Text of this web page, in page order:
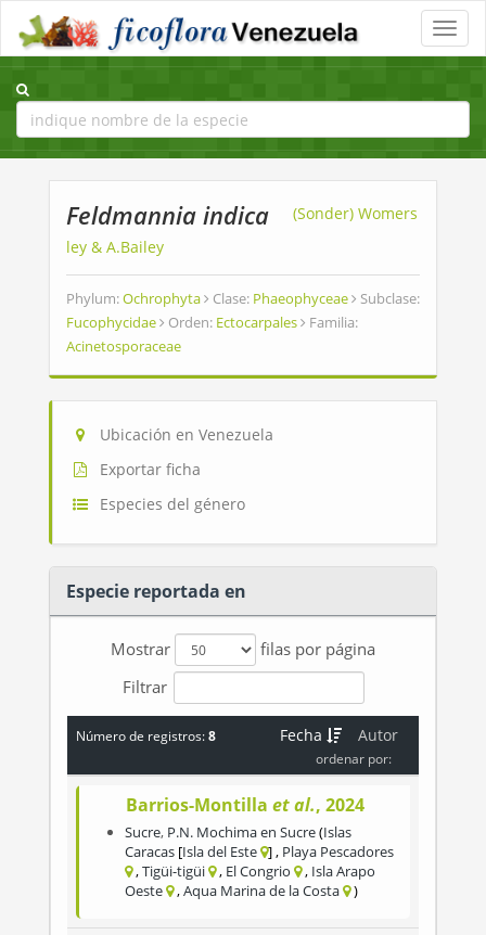
Toggle
Feldmannia indica
(Sonder) Womers
ley & A.Bailey
Phylum:Ochrophyta Clase: Phaeophyceae
Subclase:
Fucophycidae
Orden: Ectocarpales
Familia:
Acinetosporaceae
Ubicación en Venezuela
Exportar ficha
Especies del género
Especie reportada en
Mostrar
filas por página
Filtrar
Número de registros:8 Autor
Fecha
ordenar por:
Barrios-Montilla et al., 2024
Sucre, P.N. Mochima en Sucre Islas
Caracas Isla del Este
Playa Pescadores
Tigüi-tigüi
El Congrio
Isla Arapo
Oeste
Aqua Marina de la Costa